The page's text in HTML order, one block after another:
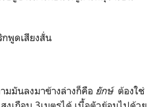
กพูดเสียงสั่น
นลงมาข้างล่างก็คือ ยักษ์ต้องใช่